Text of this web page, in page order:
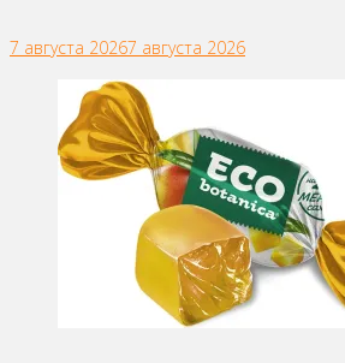
7 августа 20267 августа 2026